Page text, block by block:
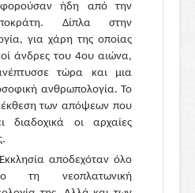
ήδη από την
Δίπλα στην
για χάρη της οποίας
άνδρες του 4ου αιώνα,
τώρα και μια
ανθρωπολογία. Το
έκθεση των απόψεων που
διαδοχικά οι αρχαίες
αποδεχόταν όλο
τη νεοπλατωνική